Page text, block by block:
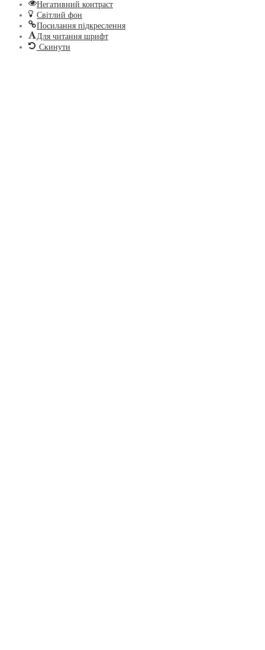
Негативний контраст
Світлий фон
Посилання підкреслення
Для читання шрифт
Скинути